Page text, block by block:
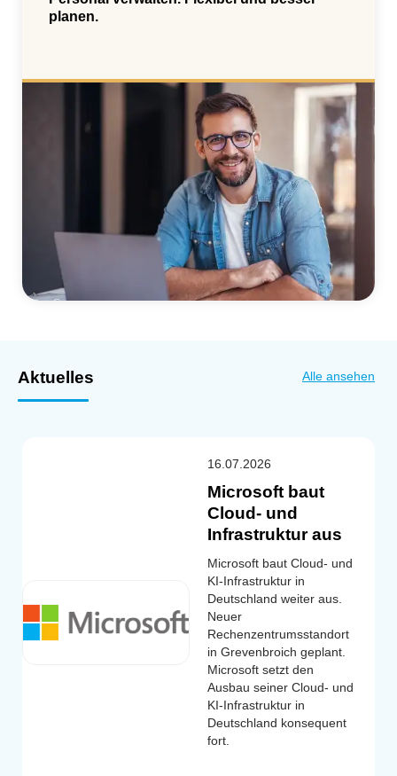
planen.
Aktuelles Alle ansehen
16.07.2026
Microsoft baut
Cloud- und
Infrastruktur aus
Microsoft baut Cloud- und
KI-Infrastruktur in
Deutschland weiter aus.
Neuer
Rechenzentrumsstandort
in Grevenbroich geplant.
Microsoft setzt den
Ausbau seiner Cloud- und
KI-Infrastruktur in
Deutschland konsequent
fort.